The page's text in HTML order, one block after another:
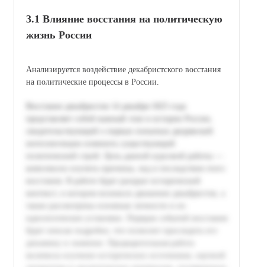
3.1 Влияние восстания на политическую
жизнь России
Анализируется воздействие декабристского восстания
на политические процессы в России.